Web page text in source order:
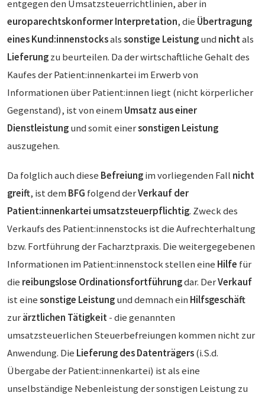
entgegen den Umsatzsteuerrichtlinien, aber in
europarechtskonformer Interpretation, die Übertragung
eines Kund:innenstocksalssonstige Leistungund nichtals
Lieferungzu beurteilen. Da der wirtschaftliche Gehalt des
Kaufes der Patient:innenkartei im Erwerb von
Informationen über Patient:innen liegt (nicht körperlicher
Gegenstand), ist von einem Umsatz aus einer
Dienstleistungund somit einersonstigen Leistung
auszugehen.
Da folglich auch diese Befreiungim vorliegenden Fall nicht
greift, ist dem BFG folgend derVerkauf der
Patient:innenkartei umsatzsteuerpflichtig. Zweck des
Verkaufs des Patient:innenstocks ist die Aufrechterhaltung
bzw. Fortführung der Facharztpraxis. Die weitergegebenen
Informationen im Patient:innenstock stellen eine Hilfe für
die reibungslose Ordinationsfortführungdar. DerVerkauf
ist einesonstige Leistungund demnach ein Hilfsgeschäft
zurärztlichen Tätigkeit- die genannten
umsatzsteuerlichen Steuerbefreiungen kommen nicht zur
Anwendung. Die Lieferung des Datenträgers(i.S.d.
Übergabe der Patient:innenkartei) ist als eine
unselbständige Nebenleistung der sonstigen Leistung zu